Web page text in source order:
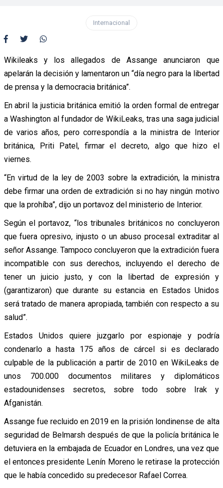
Internacional
Wikileaks y los allegados de Assange anunciaron que
apelarán la decisión y lamentaron un “día negro para la libertad
de prensa y la democracia británica”.
En abril la justicia británica emitió la orden formal de entregar
a Washington al fundador de WikiLeaks, tras una saga judicial
de varios años, pero correspondía a la ministra de Interior
británica, Priti Patel, firmar el decreto, algo que hizo el
viernes.
“En virtud de la ley de 2003 sobre la extradición, la ministra
debe firmar una orden de extradición si no hay ningún motivo
que la prohíba”, dijo un portavoz del ministerio de Interior.
Según el portavoz, “los tribunales británicos no concluyeron
que fuera opresivo, injusto o un abuso procesal extraditar al
señor Assange. Tampoco concluyeron que la extradición fuera
incompatible con sus derechos, incluyendo el derecho de
tener un juicio justo, y con la libertad de expresión y
(garantizaron) que durante su estancia en Estados Unidos
será tratado de manera apropiada, también con respecto a su
salud”.
Estados Unidos quiere juzgarlo por espionaje y podría
condenarlo a hasta 175 años de cárcel si es declarado
culpable de la publicación a partir de 2010 en WikiLeaks de
unos 700.000 documentos militares y diplomáticos
estadounidenses secretos, sobre todo sobre Irak y
Afganistán.
Assange fue recluido en 2019 en la prisión londinense de alta
seguridad de Belmarsh después de que la policía británica le
detuviera en la embajada de Ecuador en Londres, una vez que
el entonces presidente Lenín Moreno le retirase la protección
que le había concedido su predecesor Rafael Correa.